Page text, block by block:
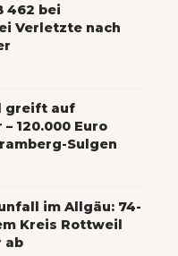
462 bei
Verletzte nach
greift auf
120.000 Euro
Sulgen
im Allgäu: 74-
Kreis Rottweil
ab